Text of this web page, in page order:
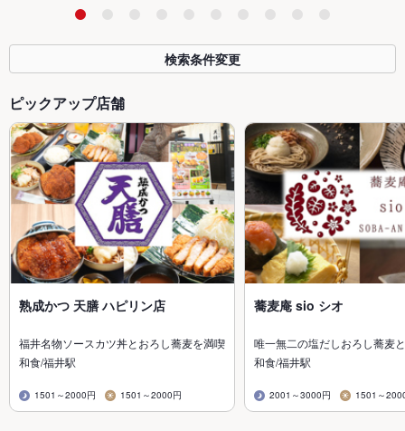
検索条件変更
ピックアップ店舗
熟成かつ 天膳 ハピリン店
福井名物ソースカツ丼とおろし蕎麦を満喫
和食/福井駅
1501～2000円 1501～2000円
蕎麦庵 sio シオ
唯一無二の塩だしおろし蕎麦
和食/福井駅
2001～3000円 1501～